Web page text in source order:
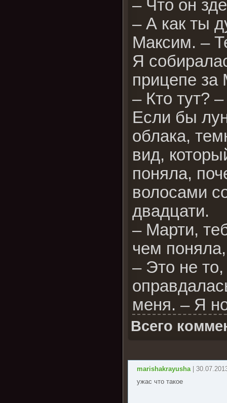
– Что он
– А как ты
Максим. –
Я
прицепе за
– Кто тут?
Если бы
облака,
вид,
поняла,
волосами
двадцати.
– Марти,
чем
– Это не
меня. – Я
Всего
marishakrayusha |
ужас что такое